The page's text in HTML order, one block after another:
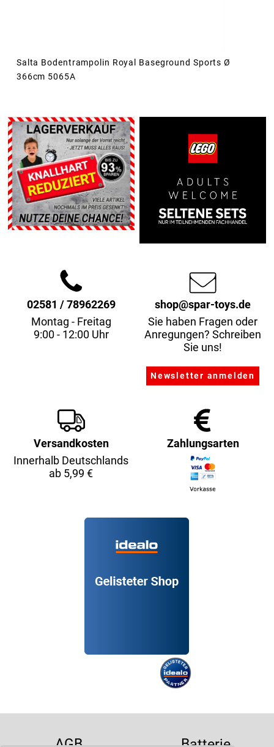
Salta Bodentrampolin Royal Baseground Sports Ø
366cm 5065A
02581 / 78962269
Montag - Freitag
9:00 - 12:00 Uhr
shop@spar-toys.de
Sie haben Fragen oder
Anregungen? Schreiben
Sie uns!
Versandkosten
Innerhalb Deutschlands
ab 5,99 €
Zahlungsarten